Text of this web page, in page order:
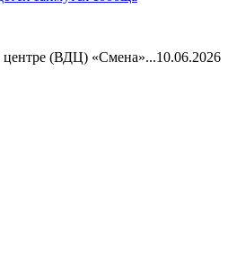
центре (ВДЦ) «Смена»...10.06.2026